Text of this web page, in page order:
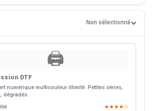
Non sélectionné
🖨️
DTF
numérique multicouleur illimité. Petites séries,
dégradés.
★★★★☆